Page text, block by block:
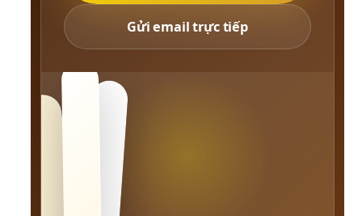
Gửi email trực tiếp